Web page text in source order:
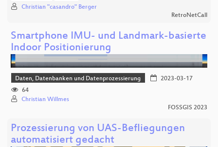
Christian "casandro" Berger
RetroNetCall
Smartphone IMU- und Landmark-basierte
Indoor Positionierung
Daten, Datenbanken und Datenprozessierung
2023-03-17
64
Christian Willmes
FOSSGIS 2023
Prozessierung von UAS-Befliegungen
automatisiert gedacht